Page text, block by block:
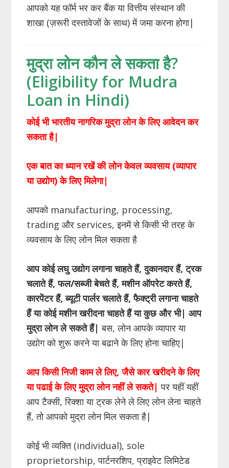
आपको यह फॉर्म भर कर बैंक या वित्तीय संस्थान की
शाखा (ज़रूरी दस्तावेजों के साथ) में जमा करना होगा|
मुद्रा लोन कौन ले सकता है?
(Eligibility for Mudra
Loan in Hindi)
कोई भी भारतीय नागरिक मुद्रा लोन के लिए आवेदन कर
सकता है|
एक बात का ध्यान रखें की लोन केवल व्यवसाय (व्यापार
या उद्योग) के लिए मिलेगा|
आपको manufacturing, processing,
trading और services, इनमें से किसी भी तरह के
व्यवसाय के लिए लोन मिल सकता है
आप कोई लघु उद्योग लगाना चाहते हैं, दुकानदार हैं, ट्रक
चलाते हैं, फल/सब्जी बेचते हैं, मशीन ऑपरेट करते हैं,
कारपेंटर हैं, ब्यूटी पार्लर चलाते हैं, फैक्ट्री लगाना चाहते
हैं या कोई मशीन खरीदना चाहते हैं या कुछ और भी| आप
मुद्रा लोन ले सकते हैं| बस, लोन आपके व्यापार या
उद्योग को शुरू करने या बढाने के लिए होना चाहिए|
आप किसी निजी काम ले लिए, जैसे कार खरीदने के लिए
या पढाई के लिए मुद्रा लोन नहीं ले सकते| पर यहीं यहीं
आप टैक्सी, रिक्शा या ट्रक लेने ले लिए लोन लेना चाहते
हैं, तो आपको मुद्रा लोन मिल सकता है|
कोई भी व्यक्ति (individual), sole
proprietorship, पार्टनरशिप, प्राइवेट लिमिटेड